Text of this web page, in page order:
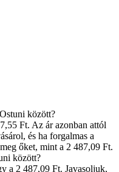
között?
Ft. Az ár azonban attól
és ha forgalmas a
őket, mint a 2 487,09 Ft.
között?
a 2 487,09 Ft. Javasoljuk,